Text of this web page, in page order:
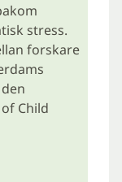
stress.
forskare
Child